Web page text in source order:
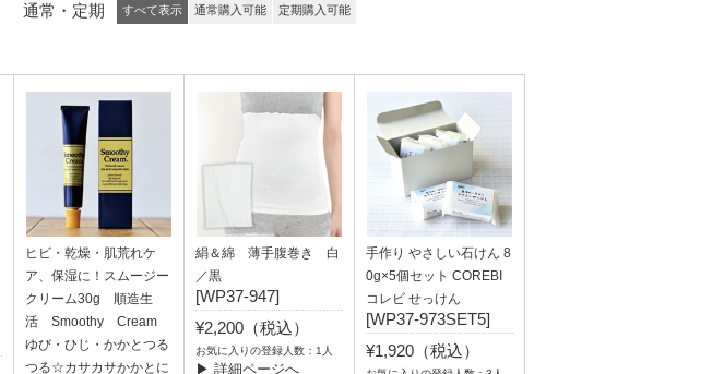
通常・定期 すべて表示 通常購入可能 定期購入可能
ヒビ・乾燥・肌荒れケ
ア、保湿に！スムージー
クリーム30g 順造生
活 Smoothy Cream
ゆび・ひじ・かかとつる
つる☆カサカサかかとに
絹＆綿 薄手腹巻き 白
／黒
[WP37-947]
¥2,200（税込）
お気に入りの登録人数：1人
▶ 詳細ページへ
手作り やさしい石けん 8
0g×5個セット COREBI
コレビ せっけん
[WP37-973SET5]
¥1,920（税込）